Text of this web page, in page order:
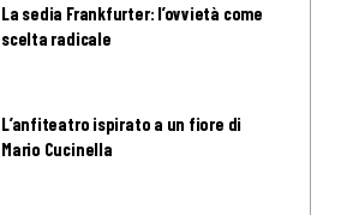
La sedia Frankfurter: l’ovvietà come
scelta radicale
L’anfiteatro ispirato a un fiore di
Mario Cucinella